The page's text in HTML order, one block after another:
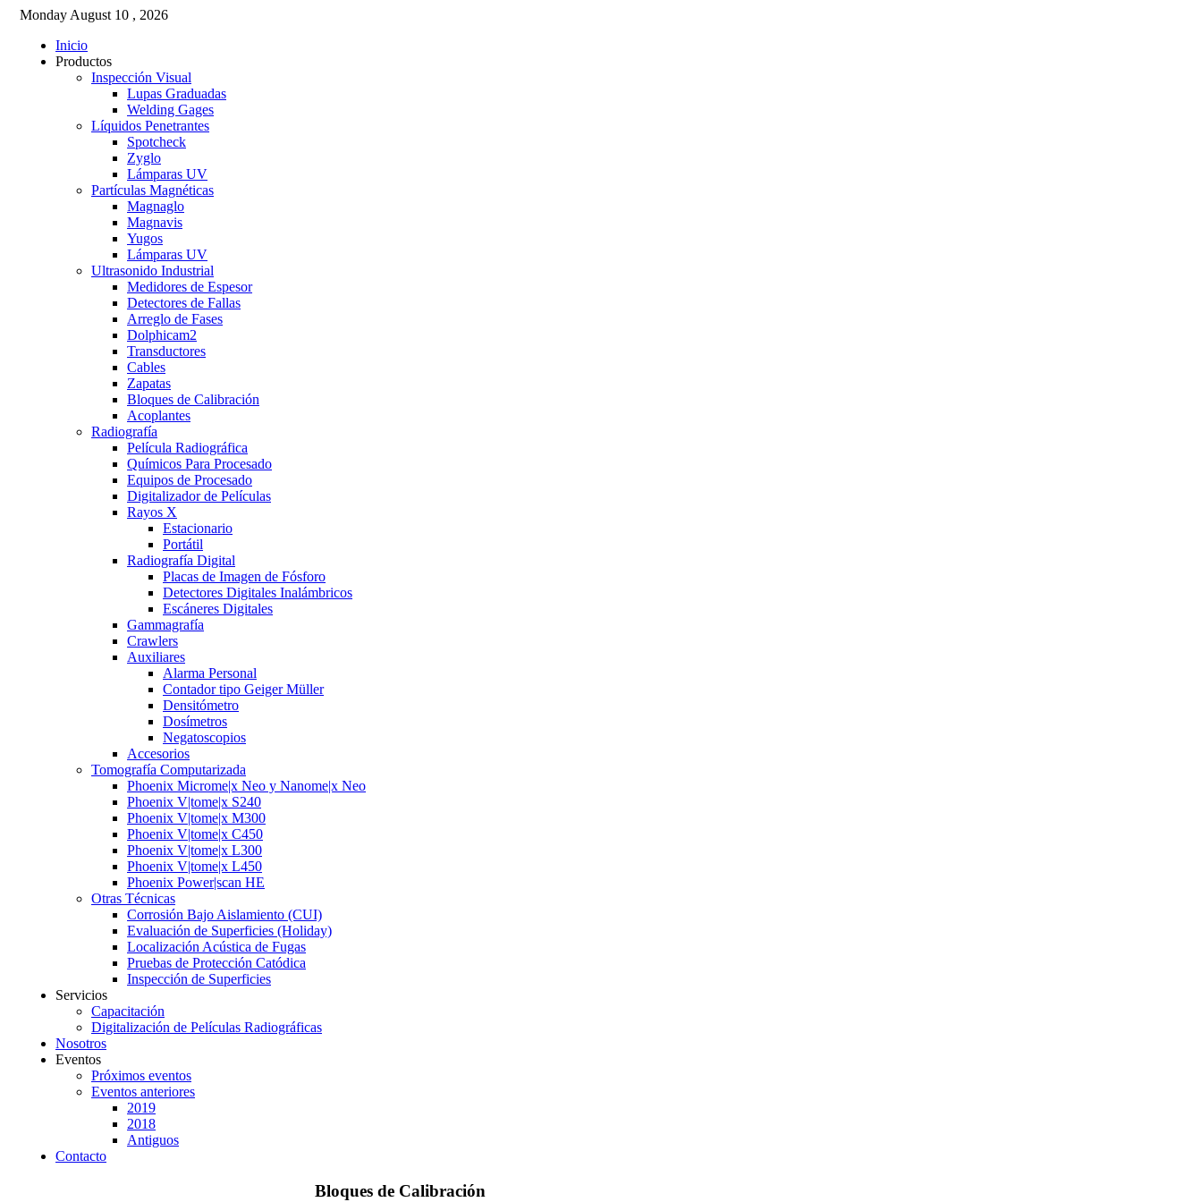
Monday August 10 , 2026
Inicio
Productos
Inspección Visual
Lupas Graduadas
Welding Gages
Líquidos Penetrantes
Spotcheck
Zyglo
Lámparas UV
Partículas Magnéticas
Magnaglo
Magnavis
Yugos
Lámparas UV
Ultrasonido Industrial
Medidores de Espesor
Detectores de Fallas
Arreglo de Fases
Dolphicam2
Transductores
Cables
Zapatas
Bloques de Calibración
Acoplantes
Radiografía
Película Radiográfica
Químicos Para Procesado
Equipos de Procesado
Digitalizador de Películas
Rayos X
Estacionario
Portátil
Radiografía Digital
Placas de Imagen de Fósforo
Detectores Digitales Inalámbricos
Escáneres Digitales
Gammagrafía
Crawlers
Auxiliares
Alarma Personal
Contador tipo Geiger Müller
Densitómetro
Dosímetros
Negatoscopios
Accesorios
Tomografía Computarizada
Phoenix Microme|x Neo y Nanome|x Neo
Phoenix V|tome|x S240
Phoenix V|tome|x M300
Phoenix V|tome|x C450
Phoenix V|tome|x L300
Phoenix V|tome|x L450
Phoenix Power|scan HE
Otras Técnicas
Corrosión Bajo Aislamiento (CUI)
Evaluación de Superficies (Holiday)
Localización Acústica de Fugas
Pruebas de Protección Catódica
Inspección de Superficies
Servicios
Capacitación
Digitalización de Películas Radiográficas
Nosotros
Eventos
Próximos eventos
Eventos anteriores
2019
2018
Antiguos
Contacto
Bloques de Calibración